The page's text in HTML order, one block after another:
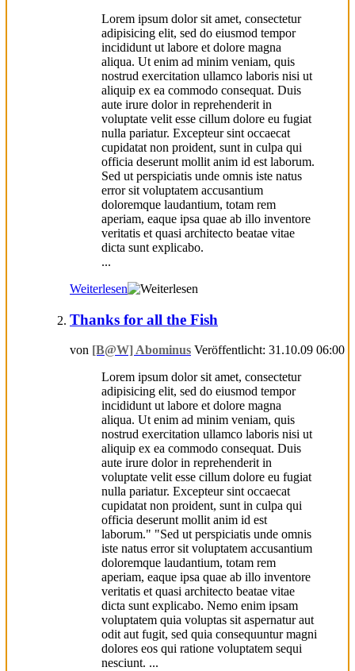
Lorem ipsum dolor sit amet, consectetur
adipisicing elit, sed do eiusmod tempor
incididunt ut labore et dolore magna
aliqua. Ut enim ad minim veniam, quis
nostrud exercitation ullamco laboris nisi ut
aliquip ex ea commodo consequat. Duis
aute irure dolor in reprehenderit in
voluptate velit esse cillum dolore eu fugiat
nulla pariatur. Excepteur sint occaecat
cupidatat non proident, sunt in culpa qui
officia deserunt mollit anim id est laborum.
Sed ut perspiciatis unde omnis iste natus
error sit voluptatem accusantium
doloremque laudantium, totam rem
aperiam, eaque ipsa quae ab illo inventore
veritatis et quasi architecto beatae vitae
dicta sunt explicabo.
...
Weiterlesen
Thanks for all the Fish
von [B@W] Abominus Veröffentlicht: 31.10.09 06:00
Lorem ipsum dolor sit amet, consectetur
adipisicing elit, sed do eiusmod tempor
incididunt ut labore et dolore magna
aliqua. Ut enim ad minim veniam, quis
nostrud exercitation ullamco laboris nisi ut
aliquip ex ea commodo consequat. Duis
aute irure dolor in reprehenderit in
voluptate velit esse cillum dolore eu fugiat
nulla pariatur. Excepteur sint occaecat
cupidatat non proident, sunt in culpa qui
officia deserunt mollit anim id est
laborum." "Sed ut perspiciatis unde omnis
iste natus error sit voluptatem accusantium
doloremque laudantium, totam rem
aperiam, eaque ipsa quae ab illo inventore
veritatis et quasi architecto beatae vitae
dicta sunt explicabo. Nemo enim ipsam
voluptatem quia voluptas sit aspernatur aut
odit aut fugit, sed quia consequuntur magni
dolores eos qui ratione voluptatem sequi
nesciunt. ...